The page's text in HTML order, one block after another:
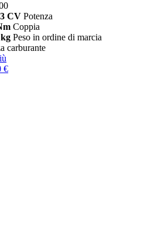
CV Potenza
Coppia
Peso in ordine di marcia
carburante
€